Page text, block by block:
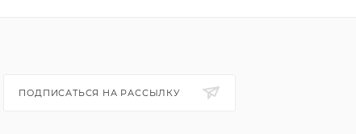
ПОДПИСАТЬСЯ НА РАССЫЛКУ